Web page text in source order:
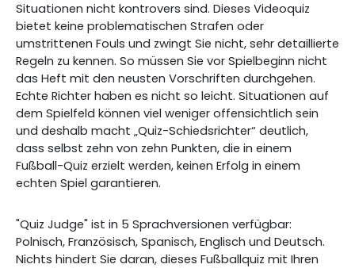
Situationen nicht kontrovers sind. Dieses Videoquiz
bietet keine problematischen Strafen oder
umstrittenen Fouls und zwingt Sie nicht, sehr detaillierte
Regeln zu kennen. So müssen Sie vor Spielbeginn nicht
das Heft mit den neusten Vorschriften durchgehen.
Echte Richter haben es nicht so leicht. Situationen auf
dem Spielfeld können viel weniger offensichtlich sein
und deshalb macht „Quiz-Schiedsrichter“ deutlich,
dass selbst zehn von zehn Punkten, die in einem
Fußball-Quiz erzielt werden, keinen Erfolg in einem
echten Spiel garantieren.
"Quiz Judge" ist in 5 Sprachversionen verfügbar:
Polnisch, Französisch, Spanisch, Englisch und Deutsch.
Nichts hindert Sie daran, dieses Fußballquiz mit Ihren